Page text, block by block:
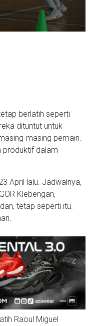
berlatih seperti
dituntut untuk
masing pemain.
produktif dalam
April lalu. Jadwalnya,
Klebengan,
tetap seperti itu.
Raoul Miguel